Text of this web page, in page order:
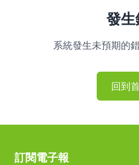
發
系統發生未預期的
回到
訂閱電子報